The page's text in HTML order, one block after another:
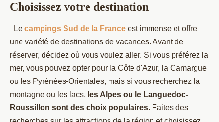
Choisissez votre destination
Le campings Sud de la France est immense et offre
une variété de destinations de vacances. Avant de
réserver, décidez où vous voulez aller. Si vous préférez la
mer, vous pouvez opter pour la Côte d'Azur, la Camargue
ou les Pyrénées-Orientales, mais si vous recherchez la
montagne ou les lacs, les Alpes ou le Languedoc-
Roussillon sont des choix populaires. Faites des